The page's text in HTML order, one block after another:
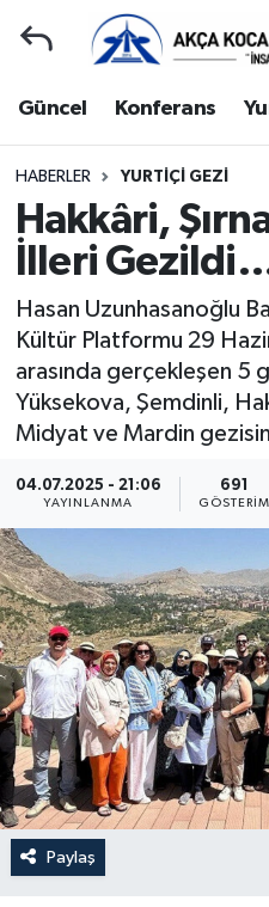
Güncel Konferans
HABERLER YURTIÇI GEZI
Hakkâri,
İlleri
Hasan Uzunhasanoğlu
Kültür Platformu 29
arasında gerçekleşen 5
Yüksekova, Şemdinli,
Midyat ve Mardin
04.07.2025 - 21:06
YAYINLANMA
691
GÖSTERIM
Paylaş
Gençlerle Başbaşa
Güncel
Konferans
Yurtdışı Gezi
Yurtiçi Gezi
Hakkımızda
Yönetim Kurulu
Yüksek İstişare
Sanat
Kocaeli Hava Durumu
Kocaeli Namaz
Kocaeli Trafik
Süper Lig Puan
Tüm Manşetler
Haber Arşivi